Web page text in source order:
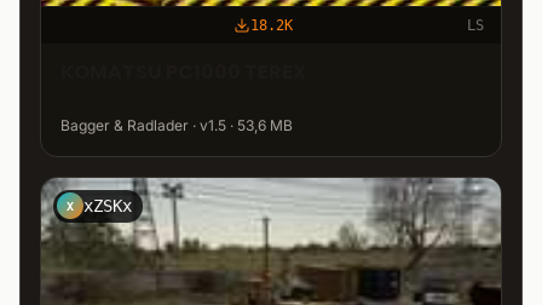
18.2K LS
Bagger & Radlader · v1.5 · 53,6 MB
X xZSKx